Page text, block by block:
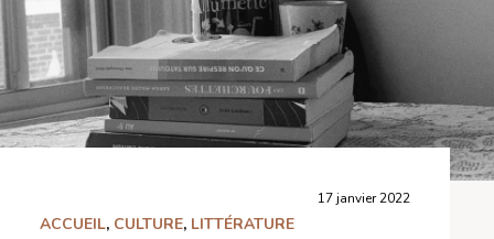
17 janvier 2022
ACCUEIL, CULTURE, LITTÉRATURE